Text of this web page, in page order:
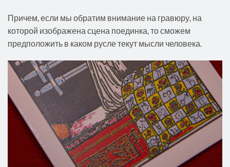
Причем, если мы обратим внимание на гравюру, на
которой изображена сцена поединка, то сможем
предположить в каком русле текут мысли человека.